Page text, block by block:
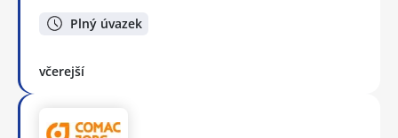
Plný úvazek
včerejší